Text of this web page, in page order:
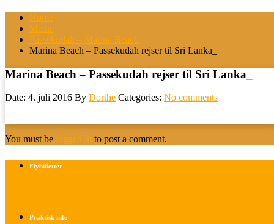
Home
Medie
Passekudah – Marina Beach
Marina Beach – Passekudah rejser til Sri Lanka_
Marina Beach – Passekudah rejser til Sri Lanka_
Date: 4. juli 2016 By Dorthe Categories: No comments
You must be logged in to post a comment.
Flybilletter
Praktisk info